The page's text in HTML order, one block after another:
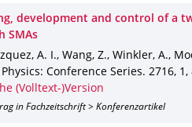
development and control of a
SMAs
A. I., Wang, Z., Winkler, A.,
Conference Series. 2716, 1 ,
(Volltext-)Version
in Fachzeitschrift > Konferenzartikel